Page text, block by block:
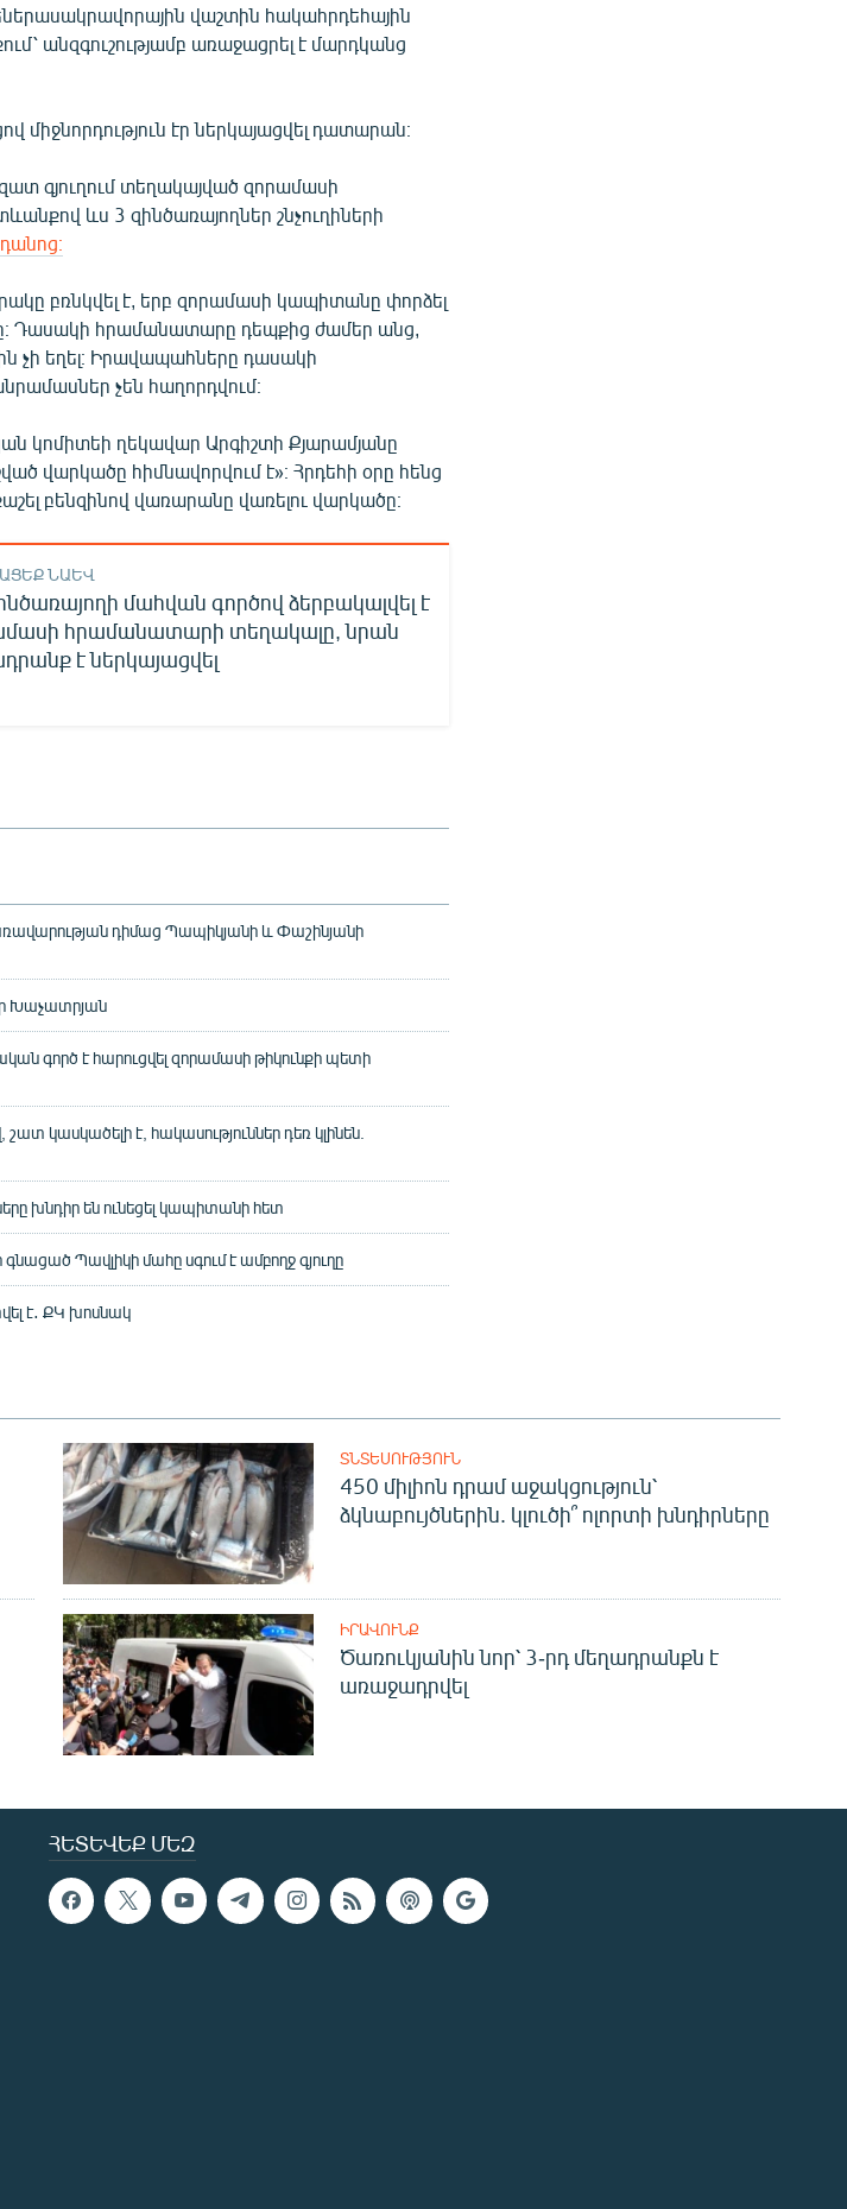
վաշտին հակահրդեհային
անզգուշությամբ առաջացրել է մարդկանց
միջնորդություն էր ներկայացվել դատարան։
գյուղում տեղակայված զորամասի
ևս 3 զինծառայողներ շնչուղիների
բռնկվել է, երբ զորամասի կապիտանը փորձել
Դասակի հրամանատարը դեպքից ժամեր անց,
չի եղել։ Իրավապահները դասակի
չեն հաղորդվում։
կոմիտեի ղեկավար Արգիշտի Քյարամյանը
վարկածը հիմնավորվում է»։ Հրդեհի օրը հենց
բենզինով վառարանը վառելու վարկածը։
ՆԱԵՎ
մահվան գործով ձերբակալվել է
հրամանատարի տեղակալը, նրան
է ներկայացվել
դիմաց Պապիկյանի և Փաշինյանի
Խաչատրյան
գործ է հարուցվել զորամասի թիկունքի պետի
կասկածելի է, հակասություններ դեռ կլինեն.
խնդիր են ունեցել կապիտանի հետ
Պավլիկի մահը սգում է ամբողջ գյուղը
է․ ՔԿ խոսնակ
ՏՆՏԵՍՈՒԹՅՈՒՆ
450 միլիոն դրամ աջակցություն՝
ձկնաբույծներին. կլուծի՞ ոլորտի խնդիրները
ԻՐԱՎՈՒՆՔ
Ծառուկյանին նոր՝ 3-րդ մեղադրանքն է
առաջադրվել
ՀԵՏԵՎԵՔ ՄԵԶ